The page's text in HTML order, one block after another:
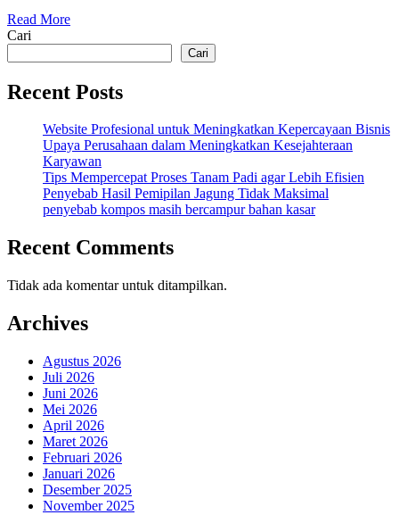
Kesehatan
Read More
Cari
Cari
Recent Posts
Website Profesional untuk Meningkatkan Kepercayaan Bisnis
Upaya Perusahaan dalam Meningkatkan Kesejahteraan
Karyawan
Tips Mempercepat Proses Tanam Padi agar Lebih Efisien
Penyebab Hasil Pemipilan Jagung Tidak Maksimal
penyebab kompos masih bercampur bahan kasar
Recent Comments
Tidak ada komentar untuk ditampilkan.
Archives
Agustus 2026
Juli 2026
Juni 2026
Mei 2026
April 2026
Maret 2026
Februari 2026
Januari 2026
Desember 2025
November 2025